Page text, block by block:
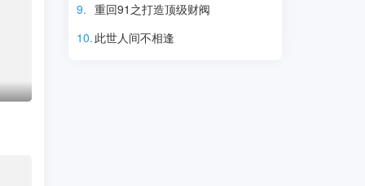
9. 重回91之打造顶级财阀
10. 此世人间不相逢